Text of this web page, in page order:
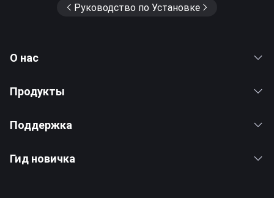
Руководство по Установке
О нас
Продукты
Поддержка
Гид новичка